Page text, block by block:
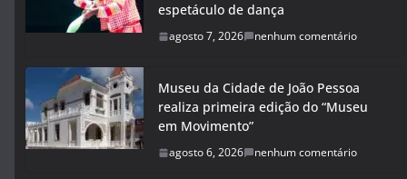
espetáculo de dança
agosto 7, 2026 nenhum comentário
Museu da Cidade de João Pessoa
realiza primeira edição do “Museu
em Movimento”
agosto 6, 2026 nenhum comentário